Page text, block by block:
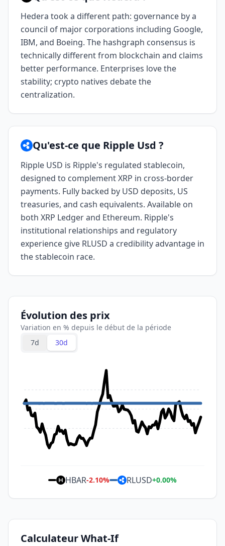
Hedera took a different path: governance by a
council of major corporations including Google,
IBM, and Boeing. The hashgraph consensus is
technically different from blockchain and claims
better performance. Enterprises love the
stability; crypto natives debate the
centralization.
Qu'est-ce que Ripple Usd ?
Ripple USD is Ripple's regulated stablecoin,
designed to complement XRP in cross-border
payments. Fully backed by USD deposits, US
treasuries, and cash equivalents. Available on
both XRP Ledger and Ethereum. Ripple's
institutional relationships and regulatory
experience give RLUSD a credibility advantage in
the stablecoin race.
Évolution des prix
Variation en % depuis le début de la période
7d
30d
HBAR-2.10% RLUSD+0.00%
Calculateur What-If